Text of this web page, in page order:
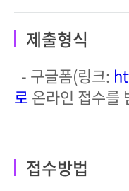
제출형식
- 구글폼(링크:
로 온라인 접수를
접수방법